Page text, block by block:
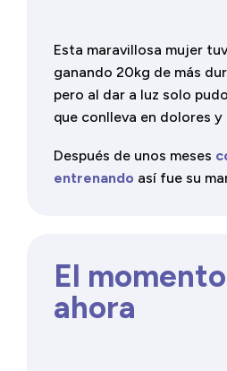
Esta maravillosa mujer
ganando 20kg de más
pero al dar a luz solo
que conlleva en dolores
Después de unos meses
entrenando así fue su
El
ahora